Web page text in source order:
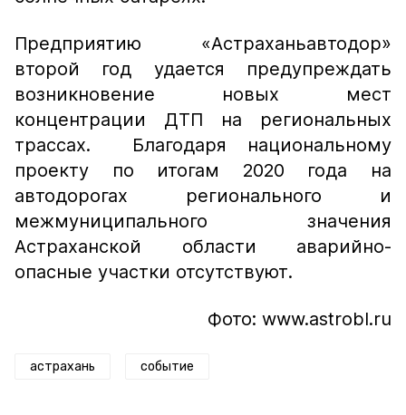
Предприятию «Астраханьавтодор»
второй год удается предупреждать
возникновение новых мест
концентрации ДТП на региональных
трассах. Благодаря национальному
проекту по итогам 2020 года на
автодорогах регионального и
межмуниципального значения
Астраханской области аварийно-
опасные участки отсутствуют.
Фото: www.astrobl.ru
астрахань событие